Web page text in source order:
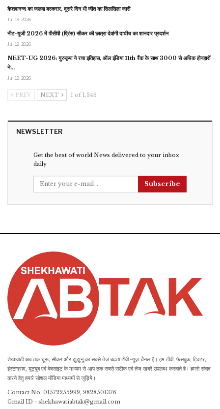
केशवानन्द का जलवा बरकरार, दूसरे दिन भी जीत का सिलसिला जारी
Jul 19, 2026
नीट-यूजी 2026 में पीसीपी (प्रिंस) सीकर की छात्रा देवांगी दाधीच का शानदार प्रदर्शन
Jul 18, 2026
NEET-UG 2026: गुरुकृपा ने रचा इतिहास, ऑल इंडिया 11th रैंक के साथ 3000 से अधिक होनहारों
ने…
Jul 18, 2026
PREV NEXT 1 of 1,346
NEWSLETTER
Get the best of world News delivered to your inbox
daily
Subscribe
शेखावाटी अब तक चूरू, सीकर और झुंझुनू का सबसे तेज बढ़ता टीवी न्यूज़ चैनल है। हम टीवी, फेसबुक, ट्विटर,
इंस्टाग्राम, यूट्यूब एवं वेबसाइट के माध्यम से आप तक सबसे सटीक एवं तेज खबरें उपलब्ध करवाते है। हमसे संवाद
करने हेतु हमारे सोशल मीडिया माध्यमों से जुड़िये।
Contact No. 01572255999, 9828501376
Gmail ID - shekhawatiabtak@gmail.com